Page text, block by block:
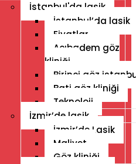
İstanbul'da lasik
İstanbul’da lasik
Fiyatlar
Acıbadem göz
kliniği
Birinci göz
Bati göz kliniği
Teknoloji
İzmir’de lasik
İzmir’de Lasik
Maliyet
Göz kliniği